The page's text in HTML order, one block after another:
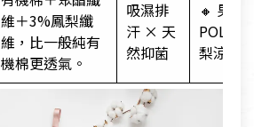
維＋3%鳳梨纖
維，比一般純有
機棉更透氣。
吸濕排
汗 × 天
然抑菌
🔸 男/女
POLO
梨涼感)